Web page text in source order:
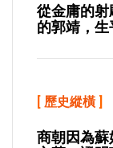
從金庸的
的郭靖，
[ 歷史縱橫 ]
商朝因為